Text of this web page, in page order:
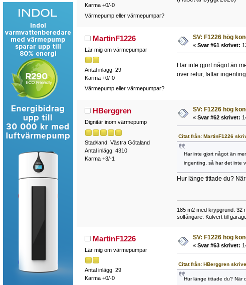
Karma +0/-0
Värmepump eller värmepumpar?
MartinF1226
Lär mig om värmepumpar
Antal inlägg: 29
Karma +0/-0
Värmepump eller värmepumpar?
SV: F1226 hög
« Svar #61 skrivet:
Har inte gjort något än
över retur, fattar
HBerggren
Dignitär inom värmepump
Stad/land: Västra Götaland
Antal inlägg: 4310
Karma +3/-1
SV: F1226 hög
« Svar #62 skrivet:
Citat från: MartinF1226
Har inte gjort något än
ingenting, så har det inte
Hur länge tittade du?
185 m2 med krypgrund. 32
solfångare. Kulvert till
MartinF1226
Lär mig om värmepumpar
Antal inlägg: 29
Karma +0/-0
SV: F1226 hög
« Svar #63 skrivet:
Citat från: HBerggren
Hur länge tittade du? När